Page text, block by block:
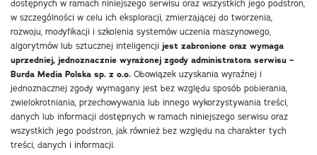
dostępnych w ramach niniejszego serwisu oraz wszystkich jego podstron,
w szczególności w celu ich eksploracji, zmierzającej do tworzenia,
rozwoju, modyfikacji i szkolenia systemów uczenia maszynowego,
algorytmów lub sztucznej inteligencji jest zabronione oraz wymaga
uprzedniej, jednoznacznie wyrażonej zgody administratora serwisu –
Burda Media Polska sp. z o.o. Obowiązek uzyskania wyraźnej i
jednoznacznej zgody wymagany jest bez względu sposób pobierania,
zwielokrotniania, przechowywania lub innego wykorzystywania treści,
danych lub informacji dostępnych w ramach niniejszego serwisu oraz
wszystkich jego podstron, jak również bez względu na charakter tych
treści, danych i informacji.